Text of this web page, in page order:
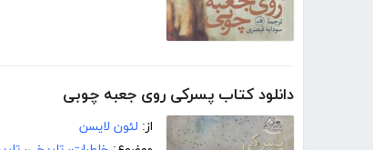
دانلود کتاب پسرکی روی جعبه چوبی
از: لئون لایسن